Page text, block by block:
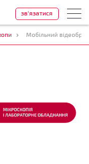
зв'язатися
Мобільний